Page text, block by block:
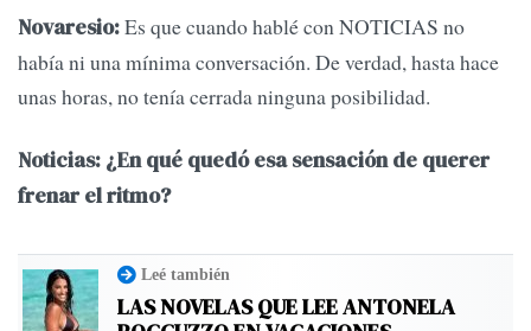
Novaresio:Es que cuando hablé con NOTICIAS no
había ni una mínima conversación. De verdad, hasta hace
unas horas, no tenía cerrada ninguna posibilidad.
Noticias: ¿En qué quedó esa sensación de querer
frenar el ritmo?
Leé también
LAS NOVELAS QUE LEE ANTONELA